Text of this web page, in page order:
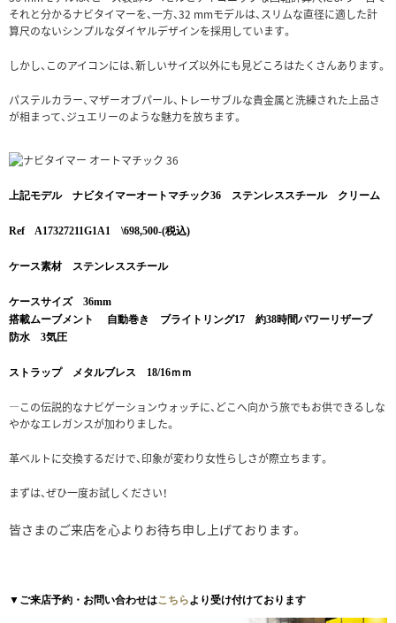
それと分かるナビタイマーを、一方、32 mmモデルは、スリムな直径に適した計
算尺のないシンプルなダイヤルデザインを採用しています。
しかし、このアイコンには、新しいサイズ以外にも見どころはたくさんあります。
パステルカラー、マザーオブパール、トレーサブルな貴金属と洗練された上品さ
が相まって、ジュエリーのような魅力を放ちます。
上記モデル ナビタイマーオートマチック36 ステンレススチール クリーム
Ref A17327211G1A1 \698,500-(税込)
ケース素材 ステンレススチール
ケースサイズ 36mm
搭載ムーブメント 自動巻き ブライトリング17 約38時間パワーリザーブ
防水 3気圧
ストラップ メタルブレス 18/16ｍｍ
―この伝説的なナビゲーションウォッチに、どこへ向かう旅でもお供できるしな
やかなエレガンスが加わりました。
革ベルトに交換するだけで、印象が変わり女性らしさが際立ちます。
まずは、ぜひ一度お試しください！
皆さまのご来店を心よりお待ち申し上げております。
▼ご来店予約・お問い合わせはこちらより受け付けております